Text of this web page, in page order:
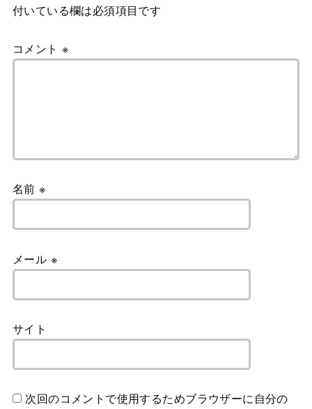
付いている欄は必須項目です
コメント ※
名前※
メール ※
サイト
次回のコメントで使用するためブラウザーに自分の